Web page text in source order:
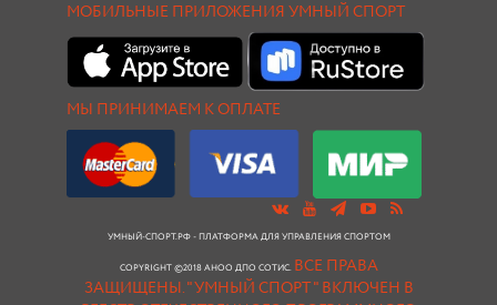
МОБИЛЬНЫЕ ПРИЛОЖЕНИЯ УМНЫЙ СПОРТ
МЫ ПРИНИМАЕМ К ОПЛАТЕ
УМНЫЙ-СПОРТ.РФ - ПЛАТФОРМА ДЛЯ УПРАВЛЕНИЯ СПОРТОМ
COPYRIGHT ©2018 АНОО ДПО СОТИС. ВСЕ ПРАВА
ЗАЩИЩЕНЫ."УМНЫЙ СПОРТ " ВКЛЮЧЕН В